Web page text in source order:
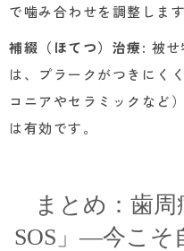
で噛み合わせを調整します
補綴（ほてつ）治療: 被
は、プラークがつきにく
コニアやセラミックなど
は有効です。
まとめ：歯
SOS」—今こそ